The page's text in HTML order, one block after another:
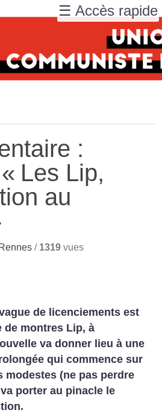
:
Les Lip,
au
/ 1319 vues
de licenciements est
de montres Lip, à
va donner lieu à une
qui commence sur
modestes (ne pas perdre
porter au pinacle le
☰ Accès rapide